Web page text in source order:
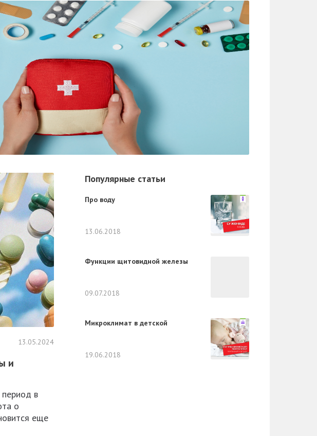
13.05.2024
и
в
о
еще
Популярные статьи
Про воду
13.06.2018
Функции щитовидной железы
09.07.2018
Микроклимат в детской
19.06.2018